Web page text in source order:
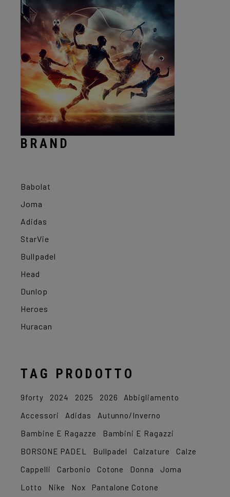
BRAND
Babolat
Joma
Adidas
StarVie
Bullpadel
Head
Dunlop
Heroes
Huracan
TAG PRODOTTO
9forty 2024 2025 2026
Abbigliamento
Accessori
Adidas
Autunno/Inverno
Bambine E Ragazze
Bambini E Ragazzi
BORSONE PADEL
Bullpadel Calzature
Calze
Cappelli
Carbonio Cotone Donna
Joma
Lotto
Nike Nox
Pantalone Cotone